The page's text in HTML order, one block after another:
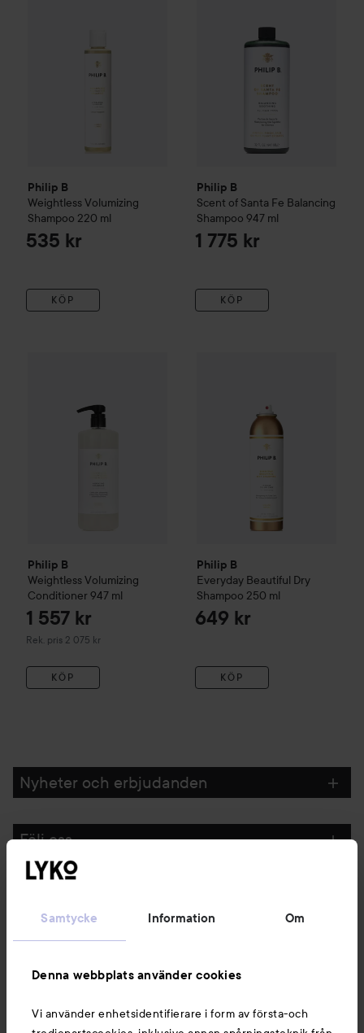
Samtycke Information Om
Denna webbplats använder cookies
Vi använder enhetsidentifierare i form av första-och
Philip B
Weightless Volumizing
Shampoo 220 ml
535 kr
KÖP
Philip B
Scent of Santa Fe Balancing
Shampoo 947 ml
1 775 kr
KÖP
Philip B
Weightless Volumizing
Conditioner 947 ml
1 557 kr
Rek. pris 2 075 kr
Rekommenderat pris 2 075 kr
KÖP
Philip B
Everyday Beautiful Dry
Shampoo 250 ml
649 kr
KÖP
Nyheter och erbjudanden
Följ oss
Du kanske också gillar